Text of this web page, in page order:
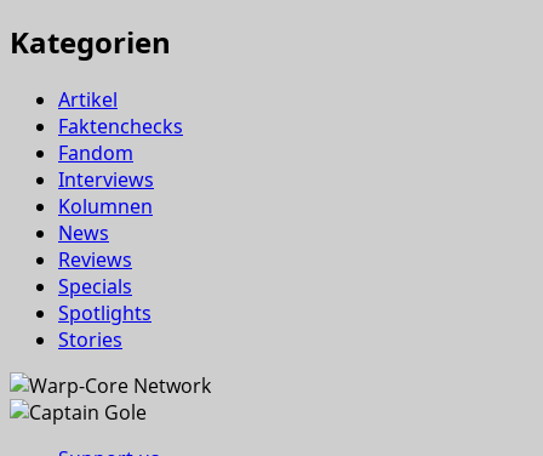
Kategorien
Artikel
Faktenchecks
Fandom
Interviews
Kolumnen
News
Reviews
Specials
Spotlights
Stories